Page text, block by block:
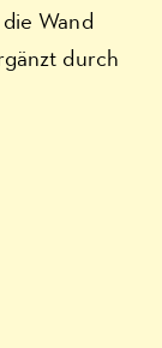
Wand
durch